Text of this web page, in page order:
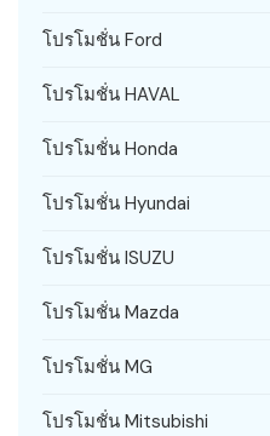
โปรโมชั่น Ford
โปรโมชั่น HAVAL
โปรโมชั่น Honda
โปรโมชั่น Hyundai
โปรโมชั่น ISUZU
โปรโมชั่น Mazda
โปรโมชั่น MG
โปรโมชั่น Mitsubishi